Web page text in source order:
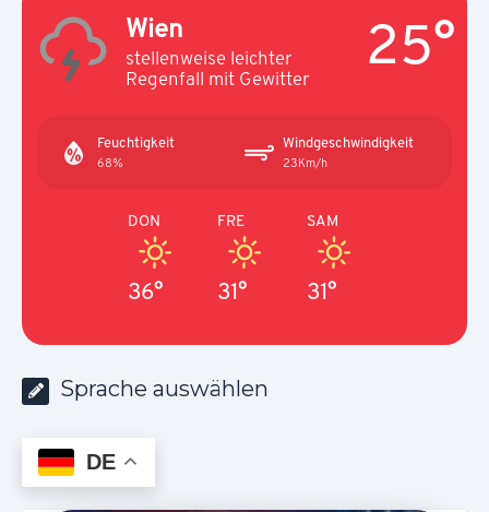
Wien
stellenweise leichter
Regenfall mit Gewitter
25°
Feuchtigkeit
68%
Windgeschwindigkeit
23Km/h
DON
36°
FRE
31°
SAM
31°
Sprache auswählen
DE